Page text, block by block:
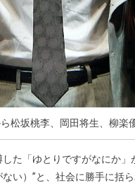
松坂桃李、岡田将生、柳楽
た「ゆとりですがなにか
い）”と、社会に勝手に括